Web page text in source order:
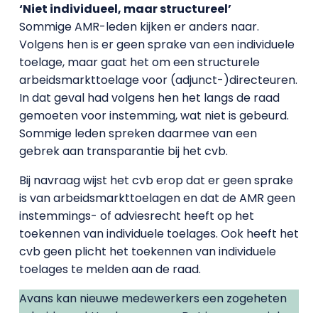
‘Niet individueel, maar structureel’
Sommige AMR-leden kijken er anders naar.
Volgens hen is er geen sprake van een individuele
toelage, maar gaat het om een structurele
arbeidsmarkttoelage voor (adjunct-)directeuren.
In dat geval had volgens hen het langs de raad
gemoeten voor instemming, wat niet is gebeurd.
Sommige leden spreken daarmee van een
gebrek aan transparantie bij het cvb.
Bij navraag wijst het cvb erop dat er geen sprake
is van arbeidsmarkttoelagen en dat de AMR geen
instemmings- of adviesrecht heeft op het
toekennen van individuele toelages. Ook heeft het
cvb geen plicht het toekennen van individuele
toelages te melden aan de raad.
Avans kan nieuwe medewerkers een zogeheten